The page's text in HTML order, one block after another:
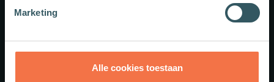
Marketing
Alle cookies toestaan
Schrijf je in voor onze nieuwsbrief.